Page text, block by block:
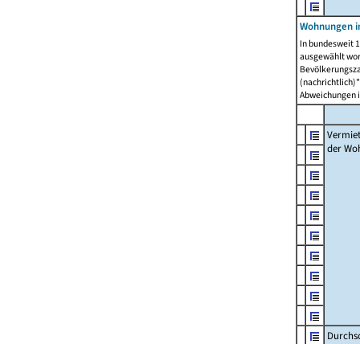
Wohnungen
In bundesweit
ausgewählt
Abweichungen
der